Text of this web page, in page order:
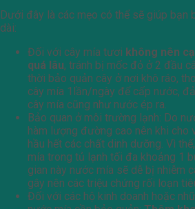
Dưới đây là các mẹo có thể sẽ giúp bạn
dài:
Đối với cây mía tươi không nên
quá lâu, tránh bị mốc đỏ ở 2 đầu
thời bảo quản cây ở nơi khô ráo,
cây mía 1lần/ngày để cấp nước,
cây mía cũng như nước ép ra.
Bảo quan ở môi trường lạnh: Do
hàm lượng đường cao nên khi cho
hầu hết các chất dinh dưỡng. Vì
mía trong tủ lạnh tối đa khoảng 1
gian này nước mía sẽ dễ bị nhiễm
gây nên các triệu chứng rối loạn
Đối với các hộ kinh doanh hoặc